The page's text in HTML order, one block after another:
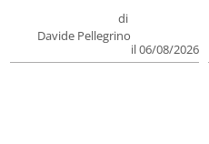
di
Davide Pellegrino
il 06/08/2026